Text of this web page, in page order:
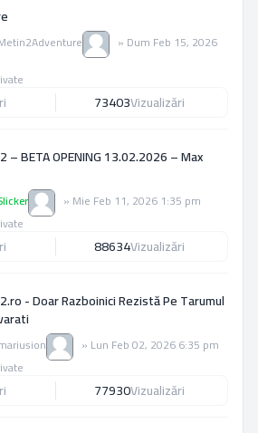
» Dum Feb 15, 2026
73403Vizualizări
BETA OPENING 13.02.2026 – Max
» Mie Feb 11, 2026 1:35 pm
88634Vizualizări
- Doar Razboinici Rezistă Pe Tarumul
» Lun Feb 02, 2026 6:35 pm
77930Vizualizări